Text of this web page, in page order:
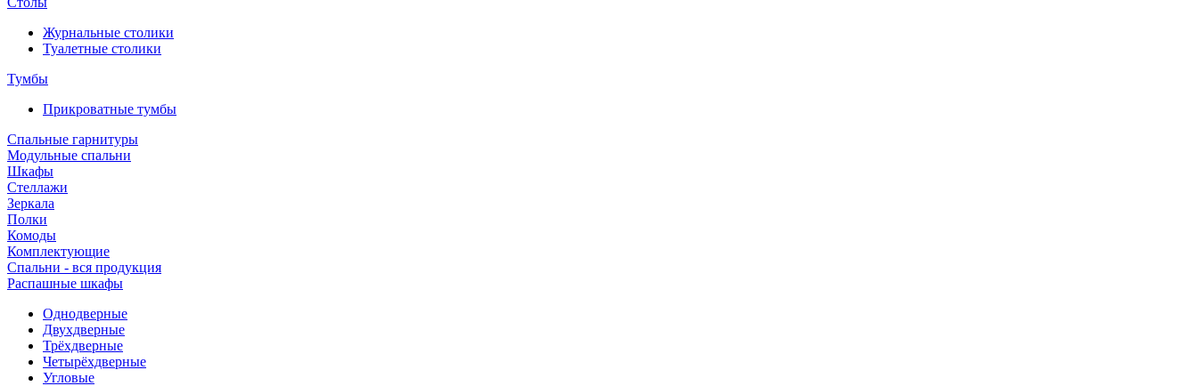
Журнальные столики
Туалетные столики
Тумбы
Прикроватные тумбы
Спальные гарнитуры
Модульные спальни
Шкафы
Стеллажи
Зеркала
Полки
Комоды
Комплектующие
Спальни - вся продукция
Распашные шкафы
Однодверные
Двухдверные
Трёхдверные
Четырёхдверные
Угловые